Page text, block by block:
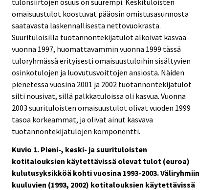
tulonsiirtojen osuus on suurempi. Keskituloisten
omaisuustulot koostuvat pääosin omistusasunnosta
saatavasta laskennallisesta nettovuokrasta.
Suurituloisilla tuotannontekijätulot alkoivat kasvaa
vuonna 1997, huomattavammin vuonna 1999 tässä
tuloryhmässä erityisesti omaisuustuloihin sisältyvien
osinkotulojen ja luovutusvoittojen ansiosta. Näiden
pienetessä vuosina 2001 ja 2002 tuotannontekijätulot
silti nousivat, sillä palkkatuloissa oli kasvua. Vuonna
2003 suurituloisten omaisuustulot olivat vuoden 1999
tasoa korkeammat, ja olivat ainut kasvava
tuotannontekijätulojen komponentti.
Kuvio 1. Pieni-, keski- ja suurituloisten
kotitalouksien käytettävissä olevat tulot (euroa)
kulutusyksikköä kohti vuosina 1993-2003. Väliryhmiin
kuuluvien (1993, 2002) kotitalouksien käytettävissä